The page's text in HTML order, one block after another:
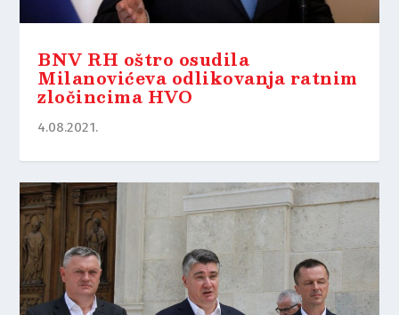
BNV RH oštro osudila
Milanovićeva odlikovanja ratnim
zločincima HVO
4.08.2021.